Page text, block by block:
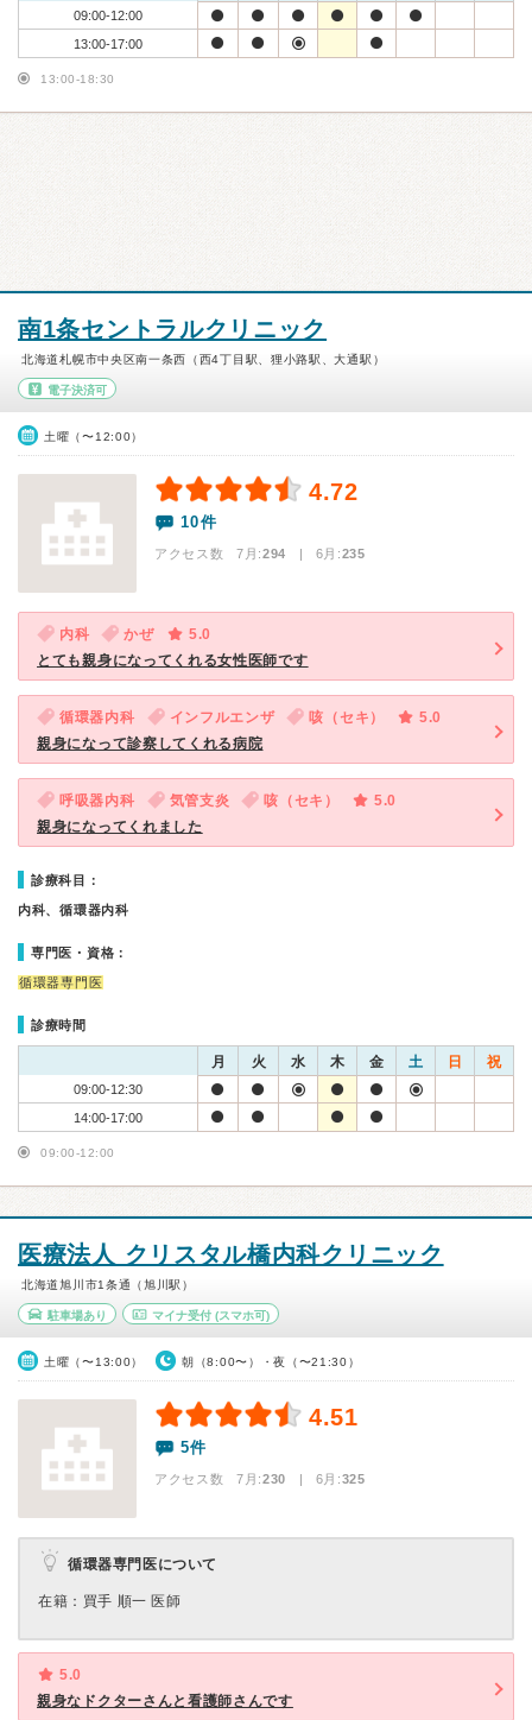
09:00-12:00
13:00-17:00
13:00-18:30
南1条セントラルクリニック
北海道札幌市中央区南一条西（西4丁目駅、狸小路駅、大通駅）
電子決済可
土曜（〜12:00）
4.72
10件
アクセス数 7月:294 | 6月:235
内科 かぜ
5.0
とても親身になってくれる女性医師です
循環器内科 インフルエンザ 咳（セキ）
5.0
親身になって診察してくれる病院
呼吸器内科 気管支炎 咳（セキ）
5.0
親身になってくれました
診療科目：
内科、循環器内科
専門医・資格：
循環器専門医
診療時間
月 火 水 木 金 土 日 祝
09:00-12:30
14:00-17:00
09:00-12:00
医療法人 クリスタル橋内科クリニック
北海道旭川市1条通（旭川駅）
駐車場あり マイナ受付(スマホ可)
土曜（〜13:00） 朝（8:00〜）・夜（〜21:30）
4.51
5件
アクセス数 7月:230 | 6月:325
循環器専門医について
在籍：買手 順一 医師
5.0
親身なドクターさんと看護師さんです